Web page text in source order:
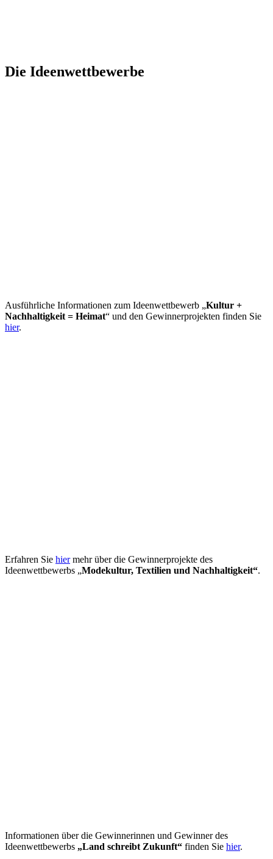
Die Ideenwettbewerbe
Ausführliche Informationen zum Ideenwettbewerb „Kultur +
Nachhaltigkeit = Heimat“ und den Gewinnerprojekten finden Sie
hier.
Erfahren Sie hiermehr über die Gewinnerprojekte des
Ideenwettbewerbs „Modekultur, Textilien und Nachhaltigkeit“.
Informationen über die Gewinnerinnen und Gewinner des
Ideenwettbewerbs „Land schreibt Zukunft“ finden Sie hier.